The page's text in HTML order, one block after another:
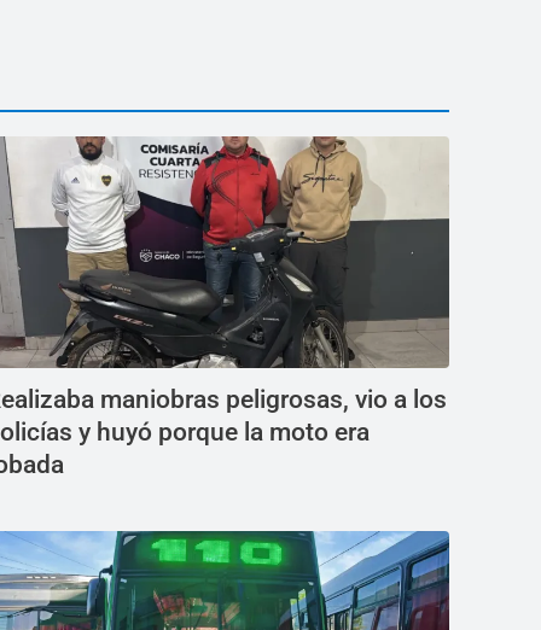
maniobras peligrosas, vio a los
y huyó porque la moto era